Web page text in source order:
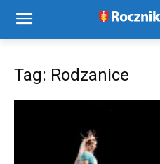
Tag: Rodzanice